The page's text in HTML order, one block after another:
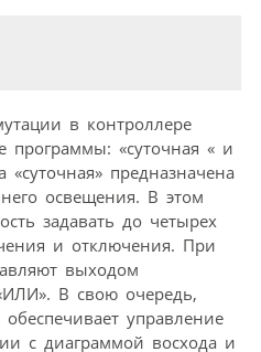
в контроллере
программы: «суточная « и
предназначена
освещения. В этом
задавать до четырех
и отключения. При
выходом
В свою очередь,
управление
с диаграммой восхода и